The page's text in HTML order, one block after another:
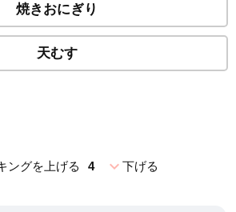
焼きおにぎり
天むす
ングを上げる 4 expand_more下げる